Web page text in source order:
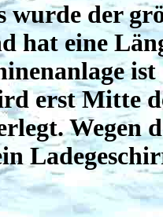
wurde der
hat eine
erst Mitte
Wegen